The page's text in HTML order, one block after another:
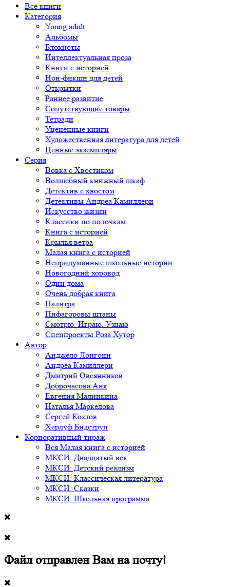
Все книги
Категория
Young adult
Альбомы
Блокноты
Интеллектуальная проза
Книги с историей
Нон-фикшн для детей
Открытки
Раннее развитие
Сопутствующие товары
Тетради
Уцененные книги
Художественная литература для детей
Ценные экземпляры
Серия
Вовка с Хвостиком
Волшебный книжный шкаф
Детектив с хвостом
Детективы Андреа Камиллери
Искусство жизни
Классики по полочкам
Книга с историей
Крылья ветра
Малая книга с историей
Непридуманные школьные истории
Новогодний хоровод
Один дома
Очень добрая книга
Палитра
Пифагоровы штаны
Смотрю. Играю. Узнаю
Спецпроекты Роза Хутор
Автор
Анджело Лонгони
Андреа Камиллери
Дмитрий Овсянников
Доброчасова Аня
Евгения Малинкина
Наталья Маркелова
Сергей Козлов
Херлуф Бидструп
Корпоративный тираж
Вся Малая книга с историей
МКСИ: Двадцатый век
МКСИ: Детский реализм
МКСИ: Классическая литература
МКСИ: Сказки
МКСИ: Школьная программа
Файл отправлен Вам на почту!